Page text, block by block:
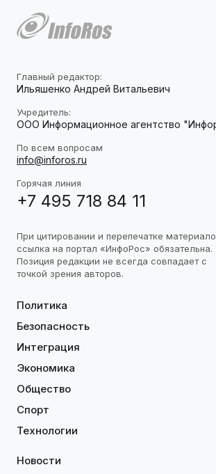
Главный редактор:
Ильяшенко Андрей Витальевич
Учредитель:
ООО Информационное агентство
По всем вопросам
info@inforos.ru
Горячая линия
+7 495 718 84 11
При цитировании и перепечатке
ссылка на портал «ИнфоРос» обязательна.
Позиция редакции не всегда совпадает с
точкой зрения авторов.
Политика
Безопасность
Интеграция
Экономика
Общество
Спорт
Технологии
Новости